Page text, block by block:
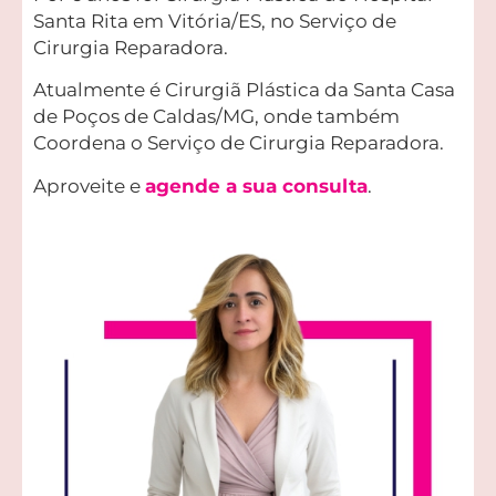
Santa Rita em Vitória/ES, no Serviço de
Cirurgia Reparadora.
Atualmente é Cirurgiã Plástica da Santa Casa
de Poços de Caldas/MG, onde também
Coordena o Serviço de Cirurgia Reparadora.
Aproveite e agende a sua consulta.